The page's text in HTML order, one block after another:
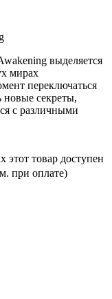
выделяется
мирах
переключаться
секреты,
с различными
этот товар доступен
при оплате)